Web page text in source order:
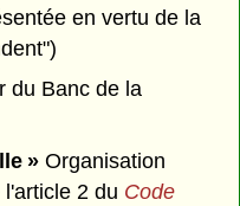
en vertu de la
du Banc de la
»Organisation
2 du Code